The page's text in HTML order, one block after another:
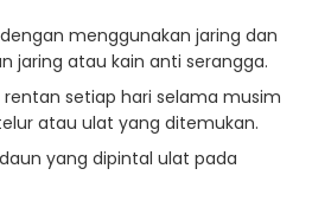
menggunakan jaring dan
jaring atau kain anti serangga.
setiap hari selama musim
atau ulat yang ditemukan.
yang dipintal ulat pada